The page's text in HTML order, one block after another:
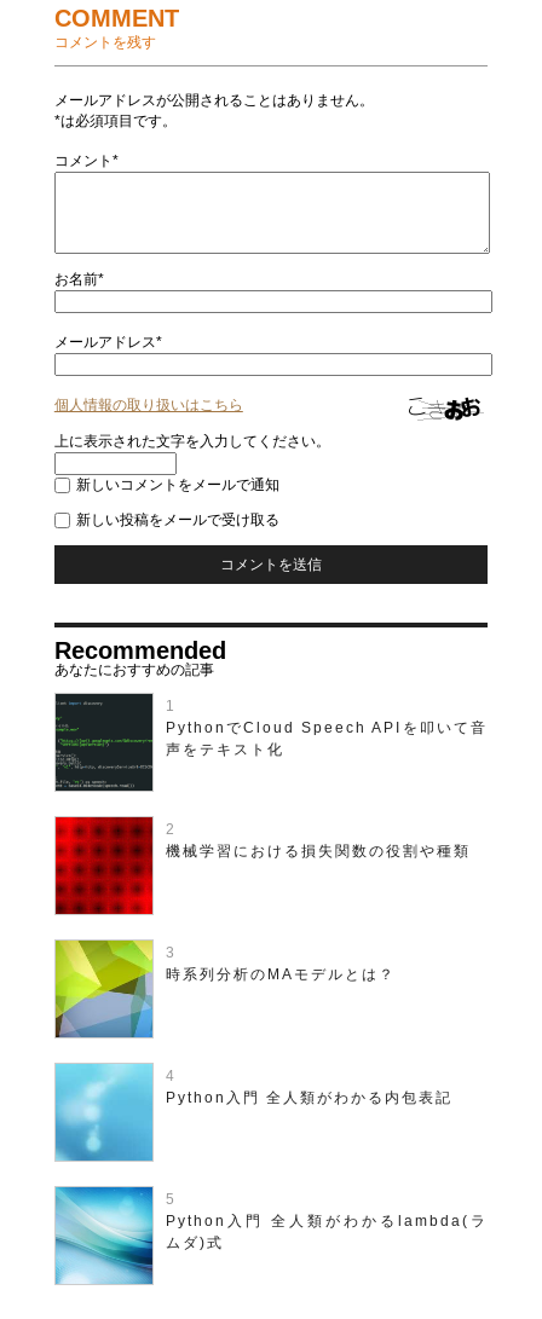
COMMENT
コメントを残す
メールアドレスが公開されることはありません。
*は必須項目です。
コメント*
お名前*
メールアドレス*
個人情報の取り扱いはこちら
上に表示された文字を入力してください。
新しいコメントをメールで通知
新しい投稿をメールで受け取る
Recommended
PythonでCloud Speech APIを叩いて音
声をテキスト化
機械学習における損失関数の役割や種類
時系列分析のMAモデルとは？
Python入門 全人類がわかる内包表記
Python入門 全人類がわかるlambda(ラ
ムダ)式